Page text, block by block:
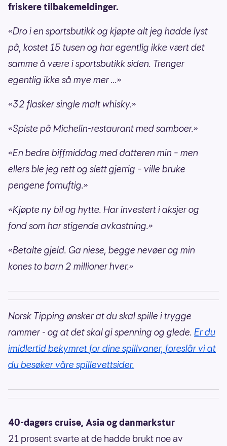
friskere tilbakemeldinger.
«Dro i en sportsbutikk og kjøpte alt jeg hadde lyst
på, kostet 15 tusen og har egentlig ikke vært det
samme å være i sportsbutikk siden. Trenger
egentlig ikke så mye mer ...»
«32 flasker single malt whisky.»
«Spiste på Michelin-restaurant med samboer.»
«En bedre biffmiddag med datteren min – men
ellers ble jeg rett og slett gjerrig – ville bruke
pengene fornuftig.»
«Kjøpte ny bil og hytte. Har investert i aksjer og
fond som har stigende avkastning.»
«Betalte gjeld. Ga niese, begge nevøer og min
kones to barn 2 millioner hver.»
Norsk Tipping ønsker at du skal spille i trygge
rammer - og at det skal gi spenning og glede. Er du
imidlertid bekymret for dine spillvaner, foreslår vi at
du besøker våre spillevettsider.
40-dagers cruise, Asia og danmarkstur
21 prosent svarte at de hadde brukt noe av